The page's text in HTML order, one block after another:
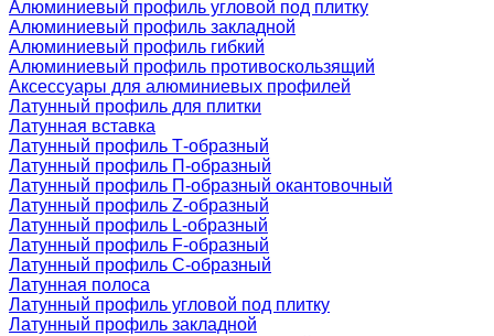
Алюминиевый профиль угловой под плитку
Алюминиевый профиль закладной
Алюминиевый профиль гибкий
Алюминиевый профиль противоскользящий
Аксессуары для алюминиевых профилей
Латунный профиль для плитки
Латунная вставка
Латунный профиль Т-образный
Латунный профиль П-образный
Латунный профиль П-образный окантовочный
Латунный профиль Z-образный
Латунный профиль L-образный
Латунный профиль F-образный
Латунный профиль C-образный
Латунная полоса
Латунный профиль угловой под плитку
Латунный профиль закладной